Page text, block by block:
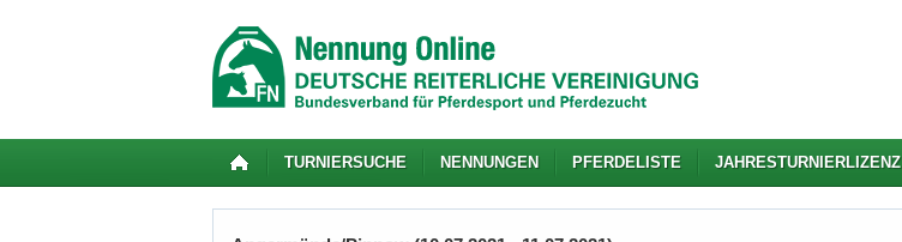
TURNIERSUCHE NENNUNGEN PFERDELISTE JAHRESTURNIERLIZENZ